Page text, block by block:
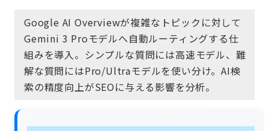
Google AI Overviewが複雑なトピックに対して
Gemini 3 Proモデルへ自動ルーティングする仕
組みを導入。シンプルな質問には高速モデル、難
解な質問にはPro/Ultraモデルを使い分け。AI検
索の精度向上がSEOに与える影響を分析。